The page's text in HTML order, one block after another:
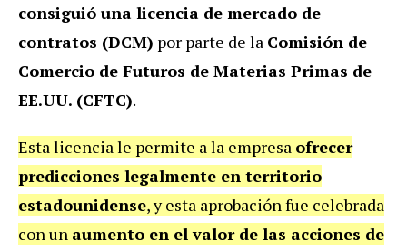
consiguió una licencia de mercado de
contratos (DCM) por parte de la Comisión de
Comercio de Futuros de Materias Primas de
EE.UU. (CFTC).
Esta licencia le permite a la empresa ofrecer
predicciones legalmente en territorio
estadounidense, y esta aprobación fue celebrada
con un aumento en el valor de las acciones de